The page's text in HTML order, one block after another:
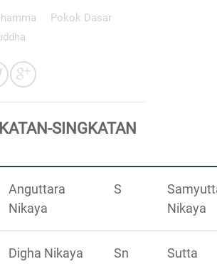
Pokok Dasar
SINGKATAN
Anguttara
Nikaya
S
Nikaya
Digha Nikaya Sn
Sutta